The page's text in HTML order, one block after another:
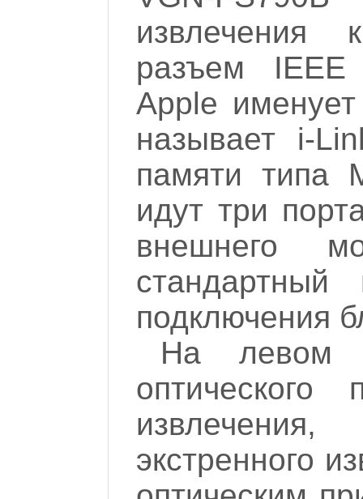
извлечения
разъем IEEE
Apple
называет i-
памяти типа
идут три
внешнего
подключения
На левом
экстренного